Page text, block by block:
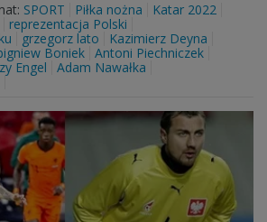
SPORT Piłka nożna
Katar 2022
reprezentacja Polski
grzegorz lato
Kazimierz Deyna
Boniek Antoni Piechniczek
Engel
Adam Nawałka